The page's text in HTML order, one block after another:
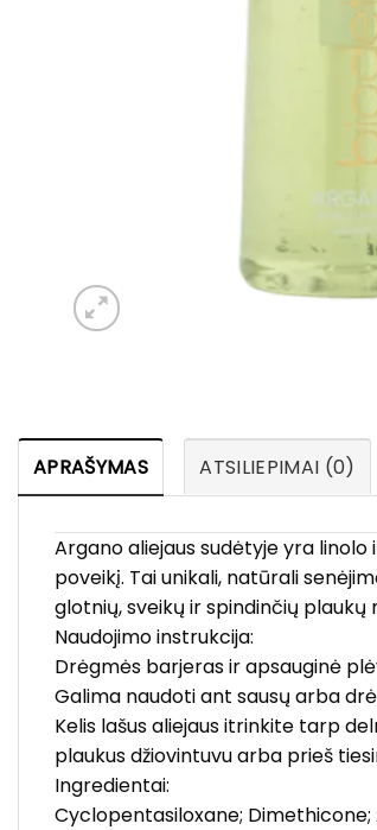
APRAŠYMAS ATSILIEPIMAI (0)
Argano aliejaus sudėtyje yra
poveikį. Tai unikali, natūrali
glotnių, sveikų ir spindinčių
Naudojimo instrukcija:
Drėgmės barjeras ir apsauginė
Galima naudoti ant sausų arba
Kelis lašus aliejaus itrinkite tarp
plaukus džiovintuvu arba prieš
Ingredientai:
Cyclopentasiloxane; Dimethicone;